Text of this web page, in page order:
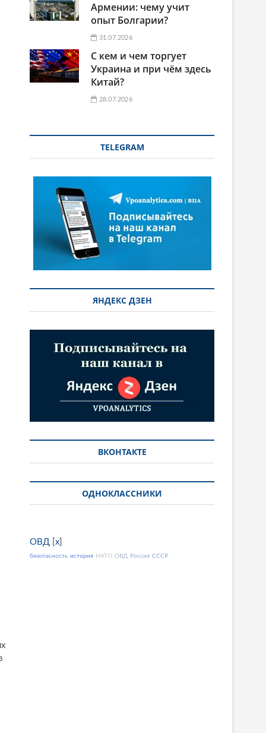
Армении: чему учит
опыт Болгарии?
31.07.2026
С кем и чем торгует
Украина и при чём здесь
Китай?
28.07.2026
TELEGRAM
ЯНДЕКС ДЗЕН
ВКОНТАКТЕ
ОДНОКЛАССНИКИ
ОВД x
безопасность история НАТО ОВД Россия СССР